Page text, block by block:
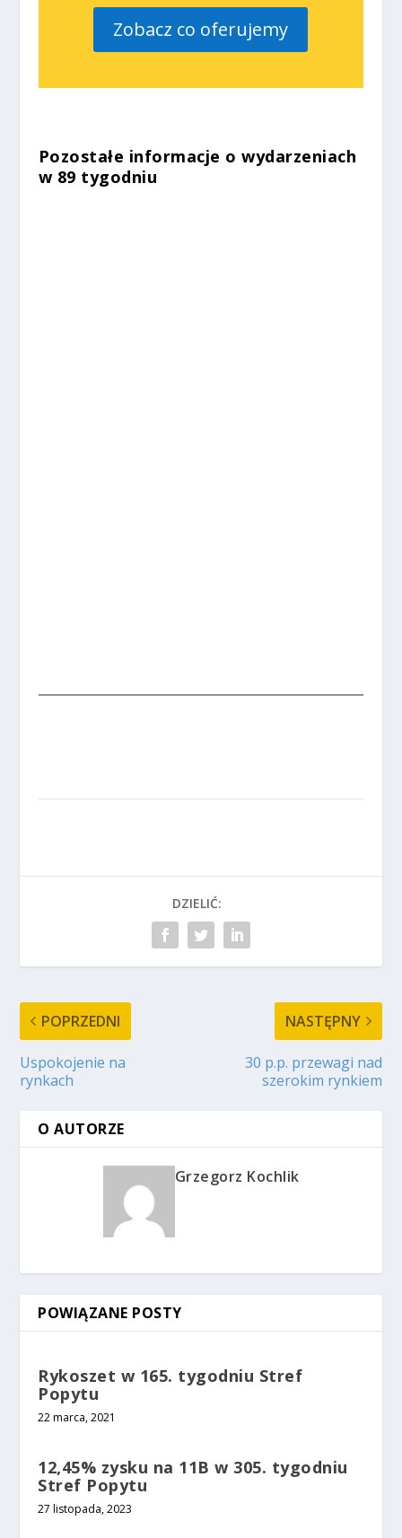
Zobacz co oferujemy
Pozostałe informacje o wydarzeniach
w 89 tygodniu
DZIELIĆ:
POPRZEDNI
Uspokojenie na
rynkach
NASTĘPNY
30 p.p. przewagi nad
szerokim rynkiem
O AUTORZE
Grzegorz Kochlik
POWIĄZANE POSTY
Rykoszet w 165. tygodniu Stref
Popytu
22 marca, 2021
12,45% zysku na 11B w 305. tygodniu
Stref Popytu
27 listopada, 2023